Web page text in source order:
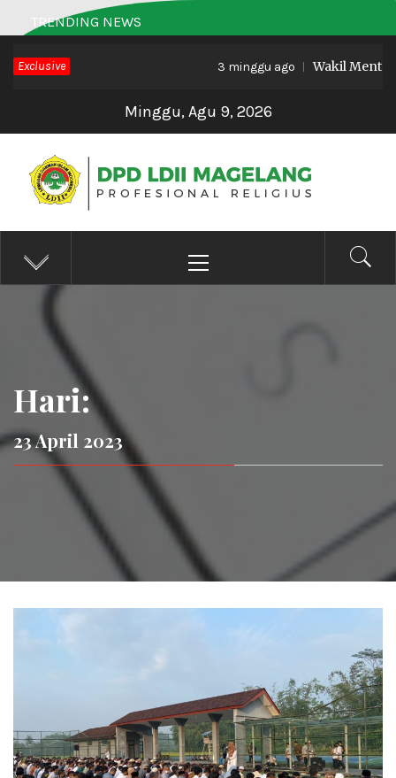
to
content
TRENDING NEWS
Exclusive 3 minggu ago Wakil Menteri
Minggu, Agu 9, 2026
DPD LDII MAGELANG
Profesional Religius
Menu
Hari:
23 April 2023